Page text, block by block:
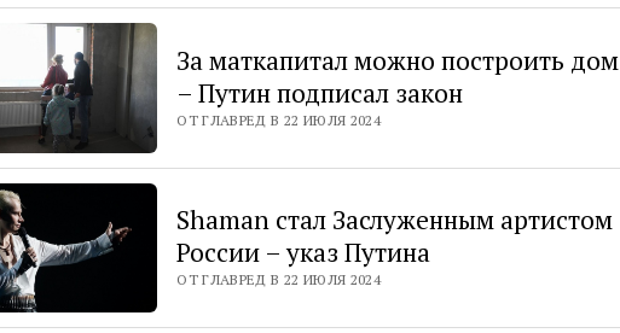
За маткапитал можно построить дом
– Путин подписал закон
ОТ ГЛАВРЕД В 22 ИЮЛЯ 2024
Shaman стал Заслуженным артистом
России – указ Путина
ОТ ГЛАВРЕД В 22 ИЮЛЯ 2024